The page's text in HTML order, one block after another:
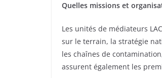
Quelles missions et
Les unités de médiateurs
sur le terrain, la stratégie
les chaînes de
assurent également les